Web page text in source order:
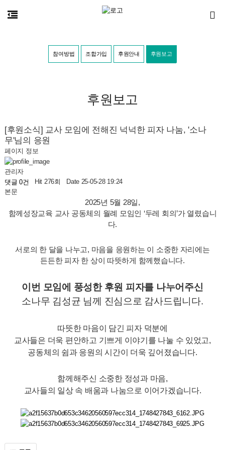
참여방법 조합가입 후원안내 후원보고
후원보고
[후원소식] 교사 모임에 전해진 넉넉한 피자 나눔, '소나
무'님의 응원
페이지 정보
관리자
댓글 0건
Hit 276회
Date 25-05-28 19:24
본문
2025년 5월 28일,
함께성장교육 교사 공동체의 월례 모임인 ‘두레 회의’가 열렸습니
다.
서로의 한 달을 나누고, 마음을 응원하는 이 소중한 자리에는
든든한 피자 한 상이 따뜻하게 함께했습니다.
이번 모임에 풍성한 후원 피자를 나누어주신
소나무 김성균 님께 진심으로 감사드립니다.
따뜻한 마음이 담긴 피자 덕분에
교사들은 더욱 편안하고 기쁘게 이야기를 나눌 수 있었고,
공동체의 쉼과 응원의 시간이 더욱 깊어졌습니다.
함께해주신 소중한 정성과 마음,
교사들의 일상 속 배움과 나눔으로 이어가겠습니다.